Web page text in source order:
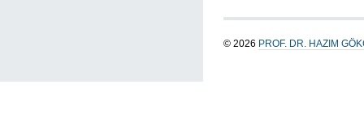
© 2026 PROF. DR. HAZIM